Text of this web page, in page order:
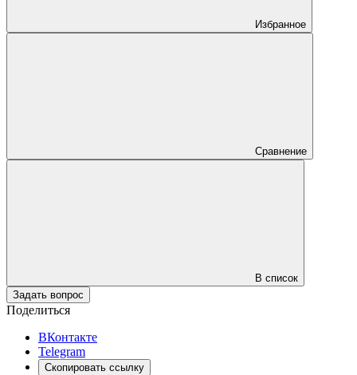
Избранное
Сравнение
В список
Задать вопрос
Поделиться
ВКонтакте
Telegram
Скопировать ссылку